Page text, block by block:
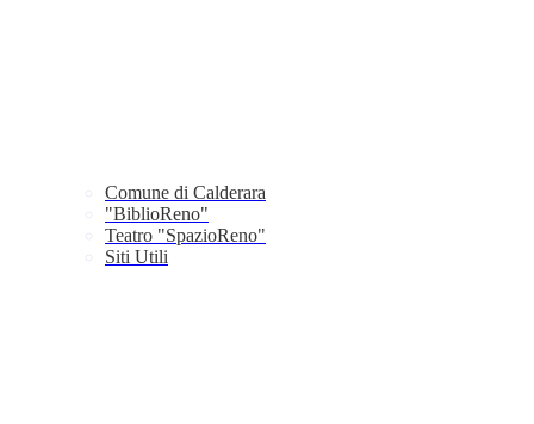
Comune di Calderara
"BiblioReno"
Teatro "SpazioReno"
Siti Utili